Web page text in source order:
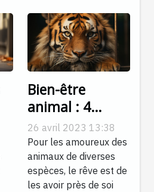
Bien-être
animal : 4
raisons de
devenir un
soigneur
animalier
26 avril 2023 13:38
Pour les amoureux des
animaux de diverses
espèces, le rêve est de
les avoir près de soi